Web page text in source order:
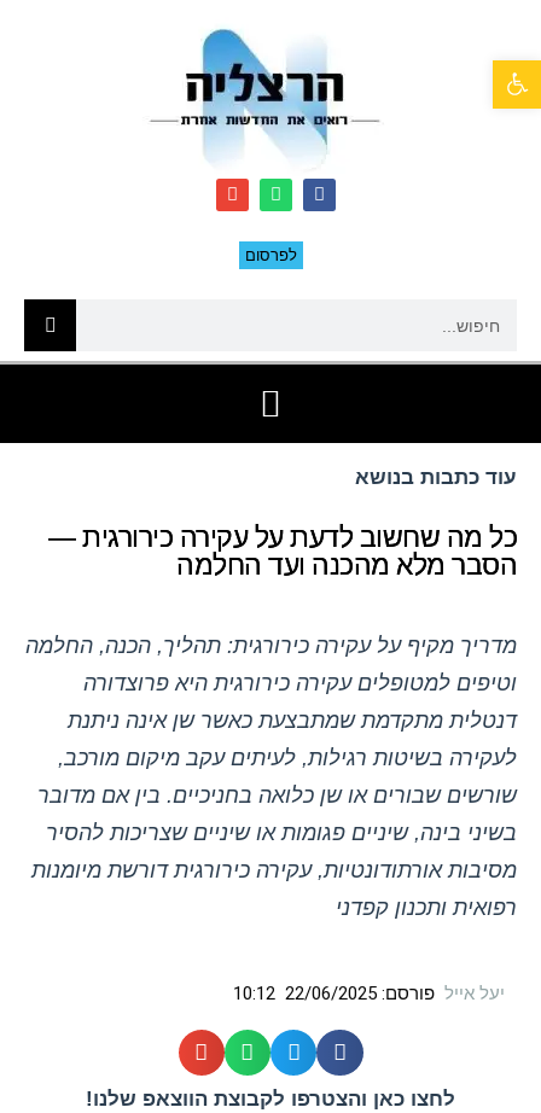
לפרסום
עוד כתבות בנושא
כל מה שחשוב לדעת על עקירה כירורגית —
הסבר מלא מהכנה ועד החלמה
מדריך מקיף על עקירה כירורגית: תהליך, הכנה, החלמה
וטיפים למטופליםעקירה כירורגית היא פרוצדורה
דנטלית מתקדמת שמתבצעת כאשר שן אינה ניתנת
לעקירה בשיטות רגילות, לעיתים עקב מיקום מורכב,
שורשים שבורים או שן כלואה בחניכיים. בין אם מדובר
בשיני בינה, שיניים פגומות או שיניים שצריכות להסיר
מסיבות אורתודונטיות, עקירה כירורגית דורשת מיומנות
רפואית ותכנון קפדני
יעל אייל פורסם: 22/06/2025
10:12
לחצו כאן והצטרפו לקבוצת הווצאפ שלנו!
פתח סרגל נגישות